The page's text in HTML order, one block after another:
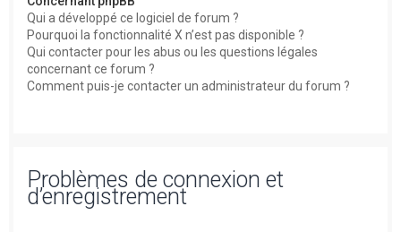
Qui a développé ce logiciel de forum ?
Pourquoi la fonctionnalité X n’est pas disponible ?
Qui contacter pour les abus ou les questions légales
concernant ce forum ?
Comment puis-je contacter un administrateur du forum ?
Problèmes de connexion et
d’enregistrement